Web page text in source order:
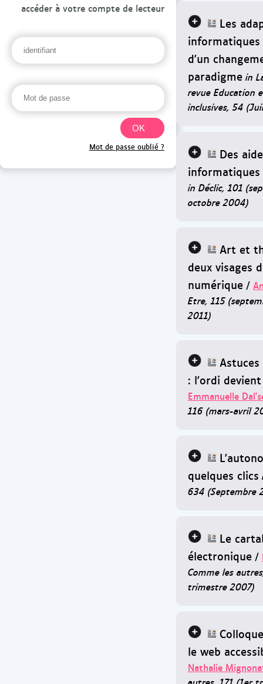
Les
d'un
paradigme in
revue Education
inclusives, 54
Des
informatiques
in Déclic, 101
octobre 2004)
Art et
deux visages
numérique /
Etre, 115
2011)
: l'ordi
Emmanuelle
116 (mars-avril
quelques clics
634 (Septembre
Le
électronique /
Comme les
trimestre 2007)
le web
Nathalie
accéder à votre compte de lecteur
Mot de passe oublié ?